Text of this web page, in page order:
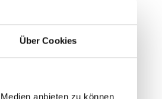
Über Cookies
anbieten zu können